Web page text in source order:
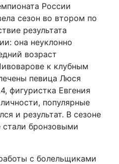
России
сезон во втором по
результата
она неуклонно
возраст
к клубным
певица Люся
фигуристка Евгения
популярные
и результат. В сезоне
стали бронзовыми
с болельщиками